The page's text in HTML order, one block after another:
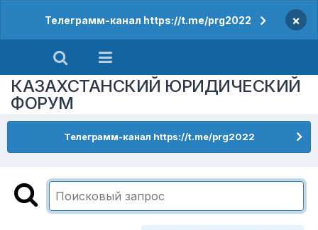
Телеграмм-канал https://t.me/prg2022 ×
КАЗАХСТАНСКИЙ ЮРИДИЧЕСКИЙ
ФОРУМ
Телеграмм-канал https://t.me/prg2022